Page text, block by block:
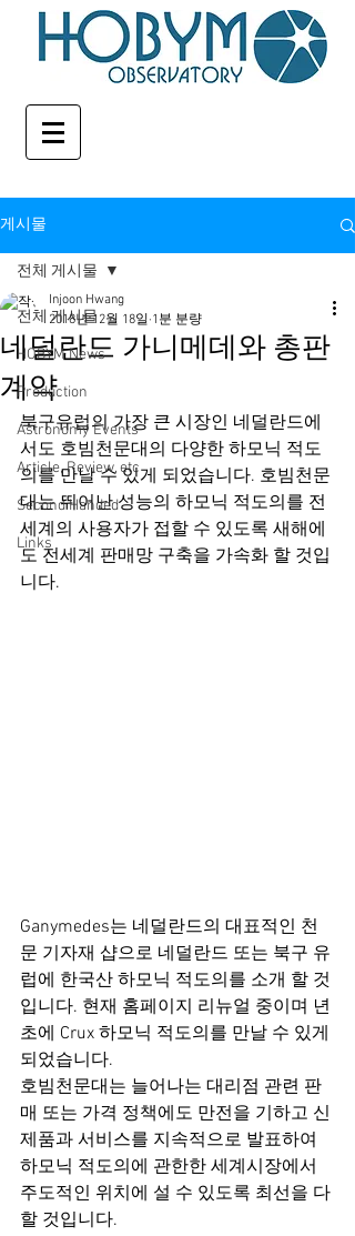
게시물
전체 게시물
HOBYM News
Production
Astronomy Events
Article, Review, etc
Second Handed
Links
전체 게시물
네덜란드 가니메데와 총판
계약
Injoon Hwang
2018년 12월 18일 1분 분량
북구유럽의 가장 큰 시장인 네덜란드에
서도 호빔천문대의 다양한 하모닉 적도
의를 만날 수 있게 되었습니다. 호빔천문
대는 뛰어난 성능의 하모닉 적도의를 전
세계의 사용자가 접할 수 있도록 새해에
도 전세계 판매망 구축을 가속화 할 것입
니다.
Ganymedes는 네덜란드의 대표적인 천
문 기자재 샵으로 네덜란드 또는 북구 유
럽에 한국산 하모닉 적도의를 소개 할 것
입니다. 현재 홈페이지 리뉴얼 중이며 년
초에 Crux 하모닉 적도의를 만날 수 있게
되었습니다.
호빔천문대는 늘어나는 대리점 관련 판
매 또는 가격 정책에도 만전을 기하고 신
제품과 서비스를 지속적으로 발표하여
하모닉 적도의에 관한한 세계시장에서
주도적인 위치에 설 수 있도록 최선을 다
할 것입니다.